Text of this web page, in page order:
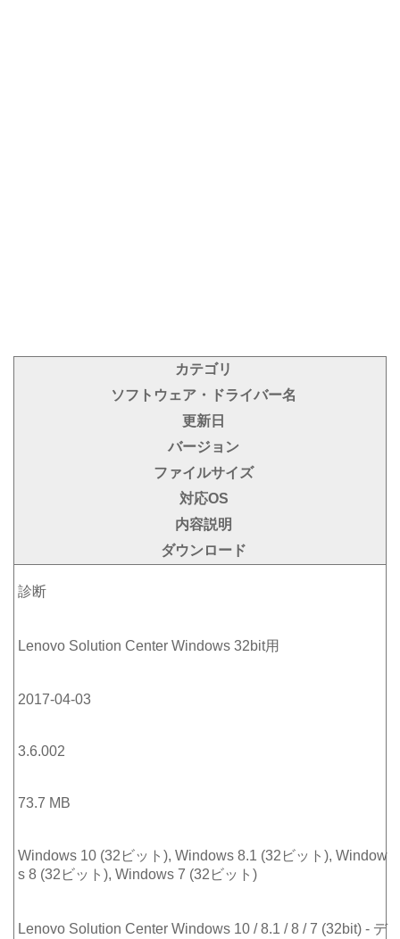
カテゴリ
ソフトウェア・ドライバー名
更新日
バージョン
ファイルサイズ
対応OS
内容説明
ダウンロード
診断
Lenovo Solution Center Windows 32bit用
2017-04-03
3.6.002
73.7 MB
Windows 10 (32ビット), Windows 8.1 (32ビット), Window
s 8 (32ビット), Windows 7 (32ビット)
Lenovo Solution Center Windows 10 / 8.1 / 8 / 7 (32bit) - デ